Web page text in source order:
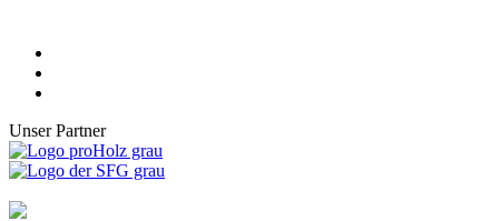
Unser Partner